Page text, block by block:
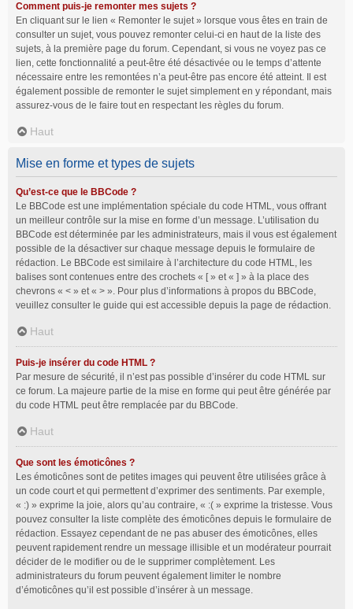
Comment puis-je remonter mes sujets ?
En cliquant sur le lien « Remonter le sujet » lorsque vous êtes en train de
consulter un sujet, vous pouvez remonter celui-ci en haut de la liste des
sujets, à la première page du forum. Cependant, si vous ne voyez pas ce
lien, cette fonctionnalité a peut-être été désactivée ou le temps d’attente
nécessaire entre les remontées n’a peut-être pas encore été atteint. Il est
également possible de remonter le sujet simplement en y répondant, mais
assurez-vous de le faire tout en respectant les règles du forum.
Haut
Mise en forme et types de sujets
Qu’est-ce que le BBCode ?
Le BBCode est une implémentation spéciale du code HTML, vous offrant
un meilleur contrôle sur la mise en forme d’un message. L’utilisation du
BBCode est déterminée par les administrateurs, mais il vous est également
possible de la désactiver sur chaque message depuis le formulaire de
rédaction. Le BBCode est similaire à l’architecture du code HTML, les
balises sont contenues entre des crochets « [ » et « ] » à la place des
chevrons « < » et « > ». Pour plus d’informations à propos du BBCode,
veuillez consulter le guide qui est accessible depuis la page de rédaction.
Haut
Puis-je insérer du code HTML ?
Par mesure de sécurité, il n’est pas possible d’insérer du code HTML sur
ce forum. La majeure partie de la mise en forme qui peut être générée par
du code HTML peut être remplacée par du BBCode.
Haut
Que sont les émoticônes ?
Les émoticônes sont de petites images qui peuvent être utilisées grâce à
un code court et qui permettent d’exprimer des sentiments. Par exemple,
« :) » exprime la joie, alors qu’au contraire, « :( » exprime la tristesse. Vous
pouvez consulter la liste complète des émoticônes depuis le formulaire de
rédaction. Essayez cependant de ne pas abuser des émoticônes, elles
peuvent rapidement rendre un message illisible et un modérateur pourrait
décider de le modifier ou de le supprimer complètement. Les
administrateurs du forum peuvent également limiter le nombre
d’émoticônes qu’il est possible d’insérer à un message.